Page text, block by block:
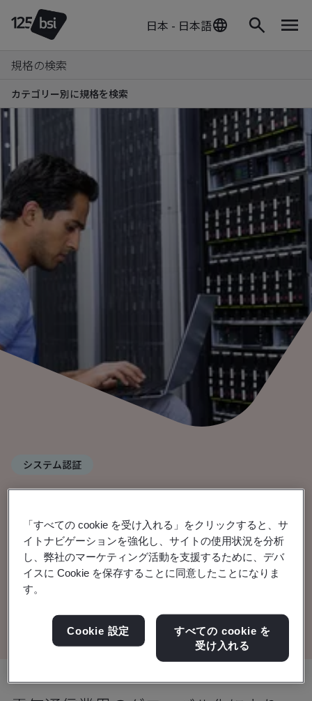
日本 - 日本語
規格の検索
カテゴリー別に規格を検索
システム認証
TL 9000 - 電気通信品質管
理
世界の電気通信業界全体で品質を強化しま
す。
「すべての cookie を受け入れる」をクリックすると、サ
イトナビゲーションを強化し、サイトの使用状況を分析
し、弊社のマーケティング活動を支援するために、デバ
イスに Cookie を保存することに同意したことになりま
す。
Cookie 設定
すべての cookie を
受け入れる